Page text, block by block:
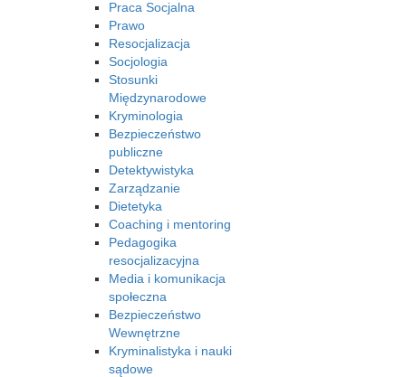
Praca Socjalna
Prawo
Resocjalizacja
Socjologia
Stosunki
Międzynarodowe
Kryminologia
Bezpieczeństwo
publiczne
Detektywistyka
Zarządzanie
Dietetyka
Coaching i mentoring
Pedagogika
resocjalizacyjna
Media i komunikacja
społeczna
Bezpieczeństwo
Wewnętrzne
Kryminalistyka i nauki
sądowe